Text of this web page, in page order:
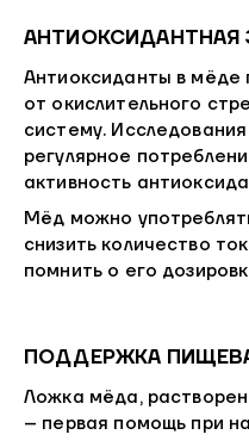
АНТИОКСИДАНТНАЯ
Антиоксиданты в мёде
от окислительного
систему.
регулярное
активность
Мёд можно
снизить количество
помнить о его
ПОДДЕРЖКА
Ложка мёда,
– первая помощь при